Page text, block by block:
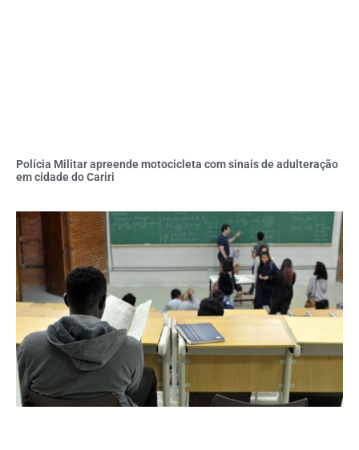
Polícia Militar apreende motocicleta com sinais de adulteração
em cidade do Cariri